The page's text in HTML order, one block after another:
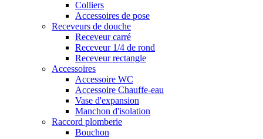
Colliers
Accessoires de pose
Receveurs de douche
Receveur carré
Receveur 1/4 de rond
Receveur rectangle
Accessoires
Accessoire WC
Accessoire Chauffe-eau
Vase d'expansion
Manchon d'isolation
Raccord plomberie
Bouchon